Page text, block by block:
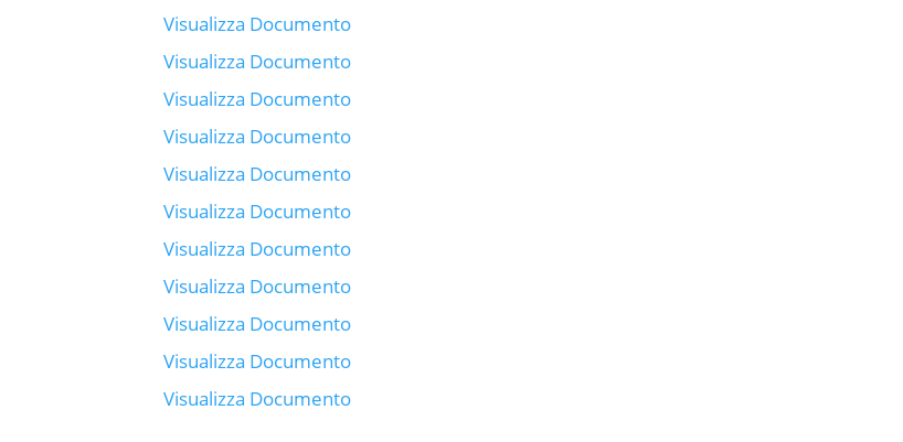
Visualizza Documento
Visualizza Documento
Visualizza Documento
Visualizza Documento
Visualizza Documento
Visualizza Documento
Visualizza Documento
Visualizza Documento
Visualizza Documento
Visualizza Documento
Visualizza Documento